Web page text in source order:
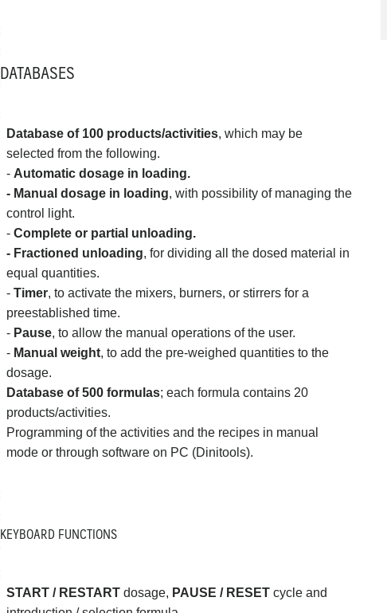
DATABASES
Database of 100 products/activities, which may be
selected from the following.
- Automatic dosage in loading.
- Manual dosage in loading, with possibility of managing the
control light.
-Complete or partial unloading.
- Fractioned unloading, for dividing all the dosed material in
equal quantities.
-Timer, to activate the mixers, burners, or stirrers for a
preestablished time.
- Pause, to allow the manual operations of the user.
- Manual weight, to add the pre-weighed quantities to the
dosage.
Database of 500 formulas; each formula contains 20
products/activities.
Programming of the activities and the recipes in manual
mode or through software on PC (Dinitools).
KEYBOARD FUNCTIONS
START / RESTART dosage, PAUSE / RESET cycle and